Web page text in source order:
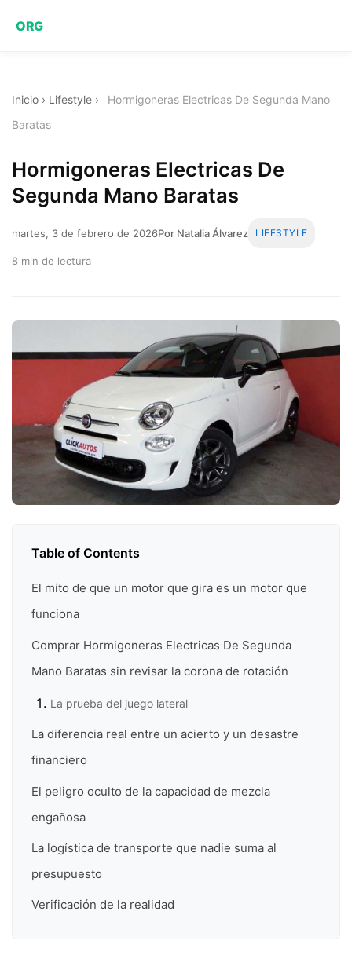
ORG
Inicio › Lifestyle ›
Hormigoneras Electricas De Segunda Mano
Baratas
Hormigoneras Electricas De
Segunda Mano Baratas
martes, 3 de febrero de 2026Por Natalia Álvarez LIFESTYLE
8 min de lectura
Table of Contents
El mito de que un motor que gira es un motor que
funciona
Comprar Hormigoneras Electricas De Segunda
Mano Baratas sin revisar la corona de rotación
La prueba del juego lateral
La diferencia real entre un acierto y un desastre
financiero
El peligro oculto de la capacidad de mezcla
engañosa
La logística de transporte que nadie suma al
presupuesto
Verificación de la realidad